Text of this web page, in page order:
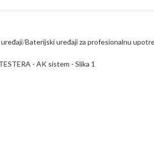
Baterijski uređaji za profesionalnu